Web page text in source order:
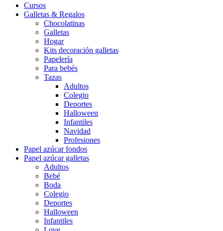
Cursos
Galletas & Regalos
Chocolatinas
Galletas
Hogar
Kits decoración galletas
Papelería
Para bebés
Tazas
Adultos
Colegio
Deportes
Halloween
Infantiles
Navidad
Profesiones
Papel azúcar fondos
Papel azúcar galletas
Adultos
Bebé
Boda
Colegio
Deportes
Halloween
Infantiles